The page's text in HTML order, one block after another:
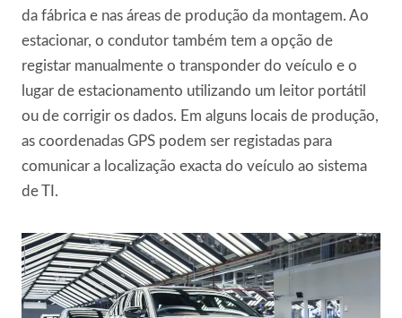
da fábrica e nas áreas de produção da montagem. Ao
estacionar, o condutor também tem a opção de
registar manualmente o transponder do veículo e o
lugar de estacionamento utilizando um leitor portátil
ou de corrigir os dados. Em alguns locais de produção,
as coordenadas GPS podem ser registadas para
comunicar a localização exacta do veículo ao sistema
de TI.